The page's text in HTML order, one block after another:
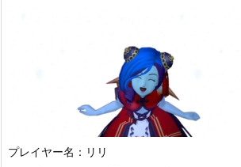
プレイヤー名：リリ